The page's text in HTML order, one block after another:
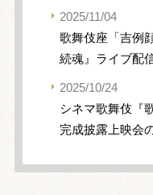
2025/11/04
歌舞伎座「吉例
続魂』ライブ配
2025/10/24
シネマ歌舞伎『
完成披露上映会